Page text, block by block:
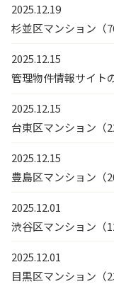
2025.12.19
杉並区マンション（
2025.12.15
管理物件情報サイト
2025.12.15
台東区マンション（
2025.12.15
豊島区マンション（
2025.12.01
渋谷区マンション（
2025.12.01
目黒区マンション（